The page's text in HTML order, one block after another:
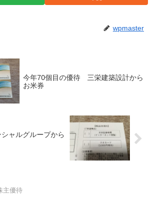
wpmaster
今年70個目の優待 三栄建築設計から
お米券
ャルグループから
主優待